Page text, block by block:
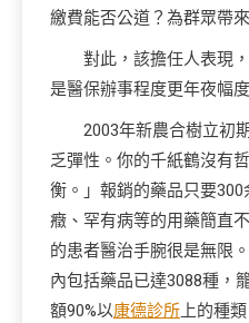
繳費能否公道？為群眾帶
對此，該擔任人表現
是醫保辦事程度更年夜幅
2003年新農合樹立初
乏彈性。你的千紙鶴沒有
衡。」報銷的藥品只要300
癥、罕有病等的用藥簡直
的患者醫治手腕很是無限
內包括藥品已達3088種，
額90%以康德診所 上的種